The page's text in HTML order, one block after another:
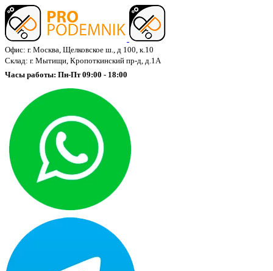
Офис: г. Москва, Щелковское ш., д 100, к.10
Склад: г. Мытищи, Кропоткинский пр-д, д.1А
Часы работы: Пн-Пт 09:00 - 18:00